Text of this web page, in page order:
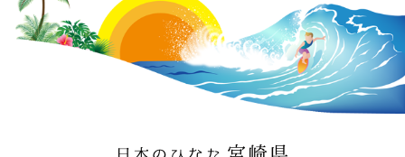
日本のひなた 宮崎県